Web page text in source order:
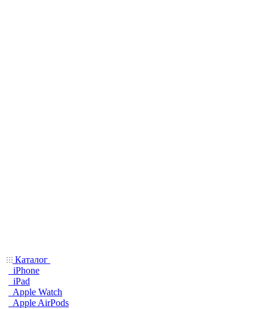
Каталог
iPhone
iPad
Apple Watch
Apple AirPods